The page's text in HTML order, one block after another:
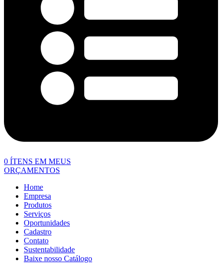
0 ÍTENS EM MEUS
ORÇAMENTOS
Home
Empresa
Produtos
Serviços
Oportunidades
Cadastro
Contato
Sustentabilidade
Baixe nosso Catálogo